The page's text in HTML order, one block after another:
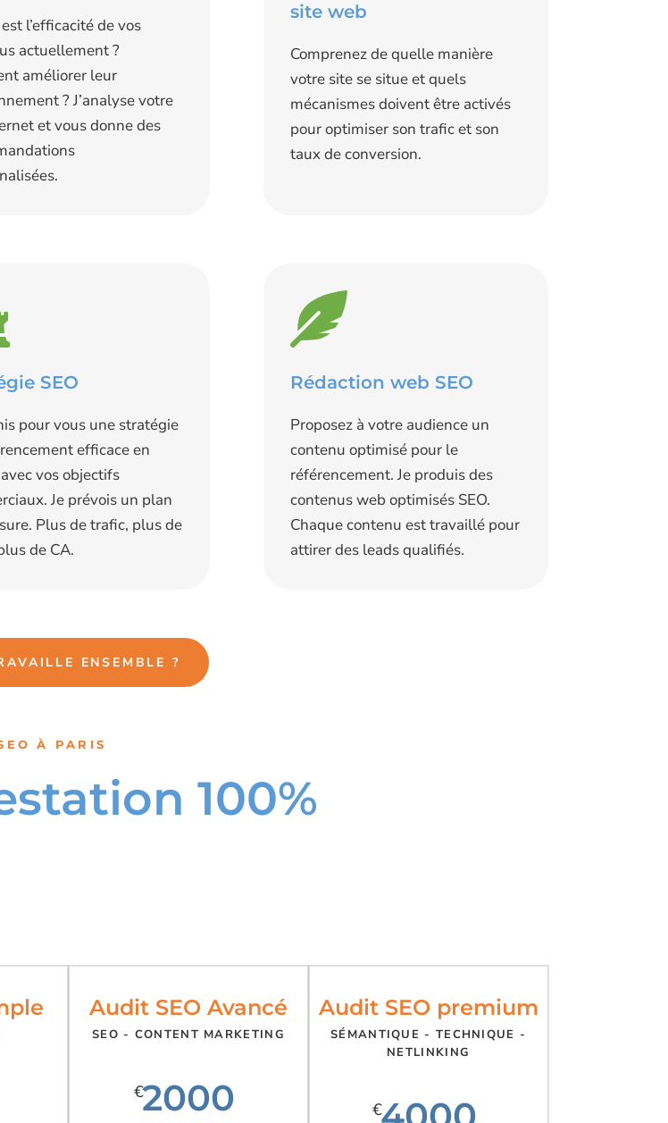
l’efficacité de vos
actuellement ?
améliorer leur
? J’analyse votre
et vous donne des
site web
Comprenez de quelle manière
votre site se situe et quels
mécanismes doivent être activés
pour optimiser son trafic et son
taux de conversion.
SEO
pour vous une stratégie
efficace en
vos objectifs
Je prévois un plan
Plus de trafic, plus de
de CA.

Rédaction web SEO
Proposez à votre audience un
contenu optimisé pour le
référencement. Je produis des
contenus web optimisés SEO.
Chaque contenu est travaillé pour
attirer des leads qualifiés.
ENSEMBLE ?
À PARIS
100%
Audit SEO Avancé
SEO - CONTENT MARKETING
€2000
Audit SEO premium
SÉMANTIQUE - TECHNIQUE -
NETLINKING
€